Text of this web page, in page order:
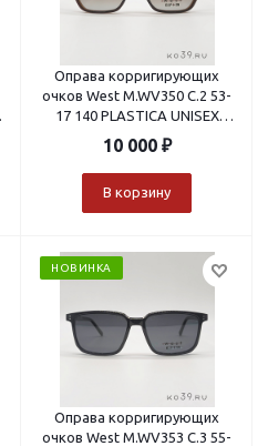
Оправа корригирующих
очков West M.WV350 C.2 53-
17 140 PLASTICA UNISEX
VISTA+CLIP ON
10 000₽
В корзину
НОВИНКА
Оправа корригирующих
очков West M.WV353 C.3 55-